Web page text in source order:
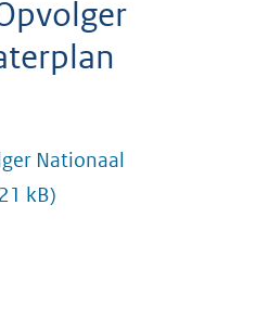
Nationaal
kB)